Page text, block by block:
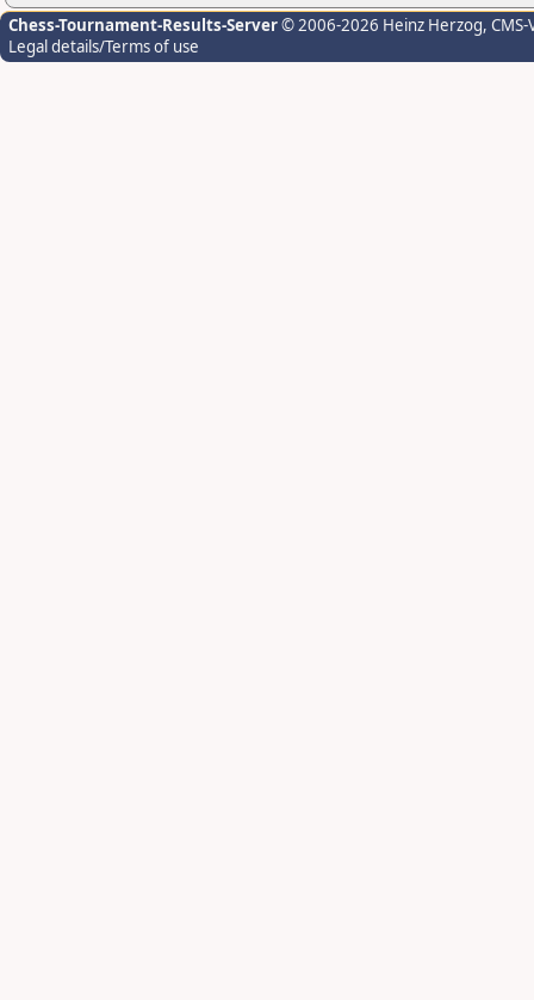
Chess-Tournament-Results-Server© 2006-2026 Heinz Herzog,
Legal details/Terms of use